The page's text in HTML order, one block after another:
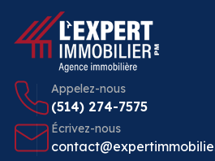
Appelez-nous
(514) 274-7575
Écrivez-nous